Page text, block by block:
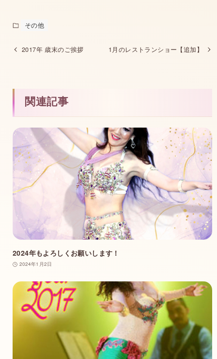
その他
2017年 歳末のご挨拶 1月のレストランショー【追加】
関連記事
2024年もよろしくお願いします！
2024年1月2日